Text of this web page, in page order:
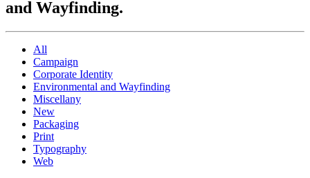
and Wayfinding.
All
Campaign
Corporate Identity
Environmental and Wayfinding
Miscellany
New
Packaging
Print
Typography
Web